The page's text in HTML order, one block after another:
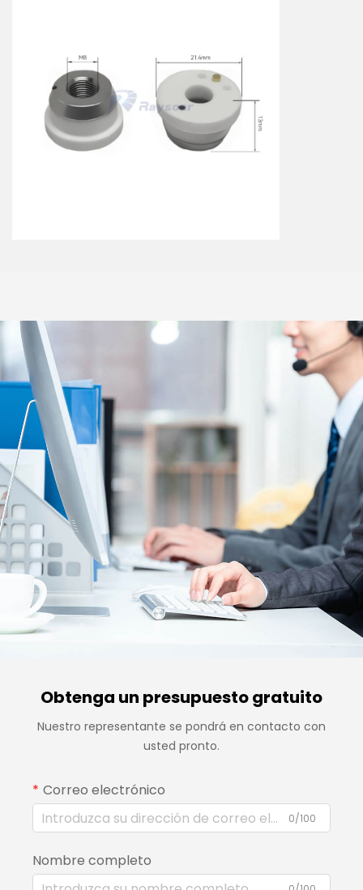
Obtenga un presupuesto gratuito
Nuestro representante se pondrá en contacto con
usted pronto.
Correo electrónico
0/100
Nombre completo